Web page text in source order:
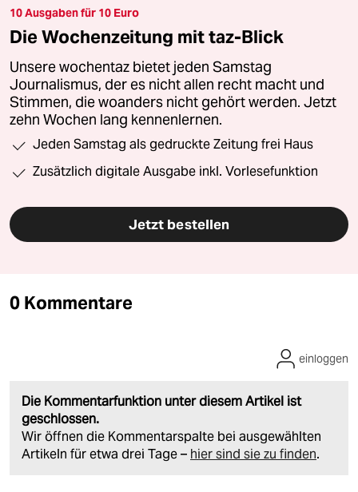
10 Ausgaben für 10 Euro
Die Wochenzeitung mit taz-Blick
Unsere wochentaz bietet jeden Samstag
Journalismus, der es nicht allen recht macht und
Stimmen, die woanders nicht gehört werden. Jetzt
zehn Wochen lang kennenlernen.
Jeden Samstag als gedruckte Zeitung frei Haus
Zusätzlich digitale Ausgabe inkl. Vorlesefunktion
Jetzt bestellen
0 Kommentare
Die Kommentarfunktion unter diesem Artikel ist
geschlossen.
Wir öffnen die Kommentarspalte bei ausgewählten
Artikeln für etwa drei Tage – hier sind sie zu finden.
einloggen